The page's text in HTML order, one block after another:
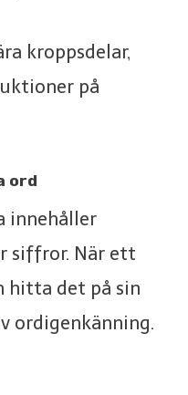
kroppsdelar,
på
ord
innehåller
siffror. När ett
hitta det på sin
ordigenkänning.